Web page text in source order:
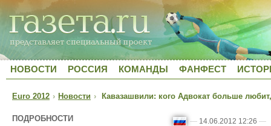
НОВОСТИ РОССИЯ КОМАНДЫ ФАНФЕСТ
Euro 2012 › Новости › Кавазашвили: кого Адвокат больше любит,
ПОДРОБНОСТИ — 14.06.2012 12:26 —